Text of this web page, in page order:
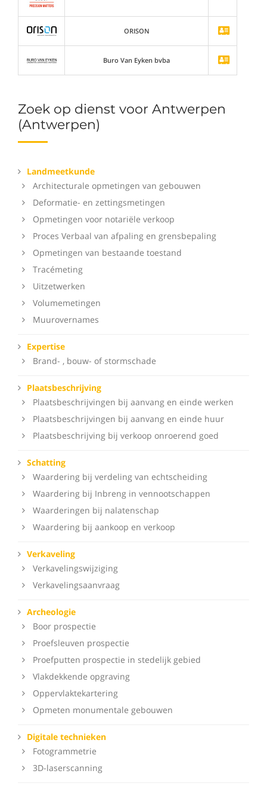
Zoek op dienst voor Antwerpen
(Antwerpen)
Landmeetkunde
Architecturale opmetingen van gebouwen
Deformatie- en zettingsmetingen
Opmetingen voor notariële verkoop
Proces Verbaal van afpaling en grensbepaling
Opmetingen van bestaande toestand
Tracémeting
Uitzetwerken
Volumemetingen
Muurovernames
Expertise
Brand- , bouw- of stormschade
Plaatsbeschrijving
Plaatsbeschrijvingen bij aanvang en einde werken
Plaatsbeschrijvingen bij aanvang en einde huur
Plaatsbeschrijving bij verkoop onroerend goed
Schatting
Waardering bij verdeling van echtscheiding
Waardering bij Inbreng in vennootschappen
Waarderingen bij nalatenschap
Waardering bij aankoop en verkoop
Verkaveling
Verkavelingswijziging
Verkavelingsaanvraag
Archeologie
Boor prospectie
Proefsleuven prospectie
Proefputten prospectie in stedelijk gebied
Vlakdekkende opgraving
Oppervlaktekartering
Opmeten monumentale gebouwen
Digitale technieken
Fotogrammetrie
3D-laserscanning
ORISON
Buro Van Eyken bvba